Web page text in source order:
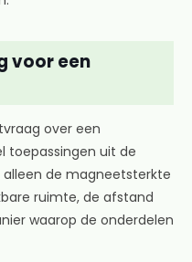
voor een
over een
toepassingen uit de
de magneetsterkte
ruimte, de afstand
waarop de onderdelen